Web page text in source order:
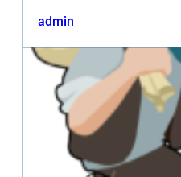
senaste händ...
admin